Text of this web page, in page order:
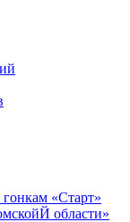
«Старт»
области»